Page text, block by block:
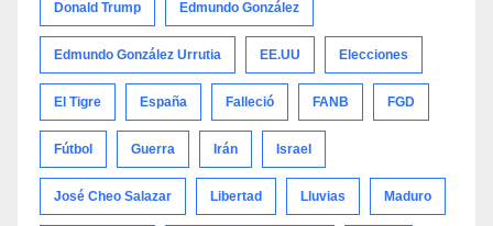
Donald Trump Edmundo González
Edmundo González Urrutia EE.UU Elecciones
El Tigre España Falleció FANB FGD
Fútbol Guerra Irán Israel
José Cheo Salazar Libertad Lluvias Maduro